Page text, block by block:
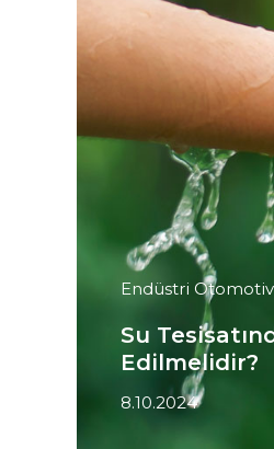
Endüstri Otomotiv
Su
Edilmelidir?
8.10.2024